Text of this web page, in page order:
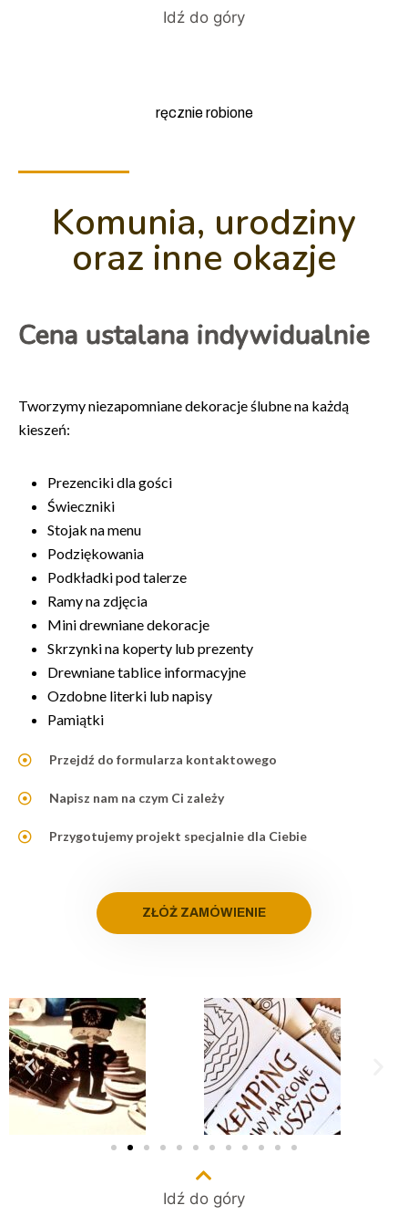
Idź do góry
ręcznie robione
Komunia, urodziny
oraz inne okazje
Cena ustalana indywidualnie
Tworzymy niezapomniane dekoracje ślubne na każdą
kieszeń:
Prezenciki dla gości
Świeczniki
Stojak na menu
Podziękowania
Podkładki pod talerze
Ramy na zdjęcia
Mini drewniane dekoracje
Skrzynki na koperty lub prezenty
Drewniane tablice informacyjne
Ozdobne literki lub napisy
Pamiątki
Przejdź do formularza kontaktowego
Napisz nam na czym Ci zależy
Przygotujemy projekt specjalnie dla Ciebie
ZŁÓŻ ZAMÓWIENIE
Idź do góry